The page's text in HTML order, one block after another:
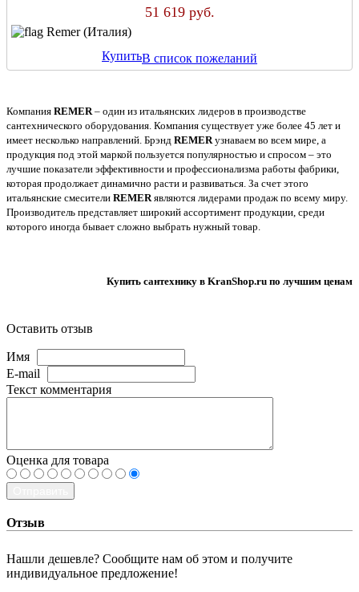
51 619 руб.
Remer (Италия)
КупитьВ список пожеланий
Компания REMER – один из итальянских лидеров в производстве
сантехнического оборудования. Компания существует уже более 45 лет и
имеет несколько направлений. Брэнд REMER узнаваем во всем мире, а
продукция под этой маркой пользуется популярностью и спросом – это
лучшие показатели эффективности и профессионализма работы фабрики,
которая продолжает динамично расти и развиваться. За счет этого
итальянские смесители REMER являются лидерами продаж по всему миру.
Производитель представляет широкий ассортимент продукции, среди
которого иногда бывает сложно выбрать нужный товар.
Купить сантехнику в KranShop.ru по лучшим ценам
Оставить отзыв
Имя
E-mail
Текст комментария
Оценка для товара
Отзыв
Нашли дешевле? Сообщите нам об этом и получите
индивидуальное предложение!